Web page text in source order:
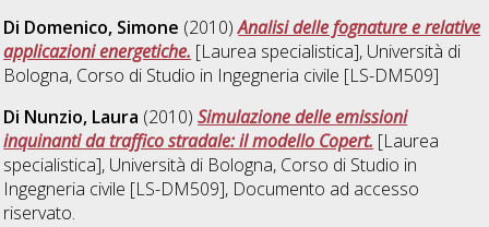
Di Domenico, Simone (2010)Analisi delle fognature e relative
applicazioni energetiche. [Laurea specialistica], Università di
Bologna, Corso di Studio in Ingegneria civile [LS-DM509]
Di Nunzio, Laura (2010)Simulazione delle emissioni
inquinanti da traffico stradale: il modello Copert. [Laurea
specialistica], Università di Bologna, Corso di Studio in
Ingegneria civile [LS-DM509], Documento ad accesso
riservato.